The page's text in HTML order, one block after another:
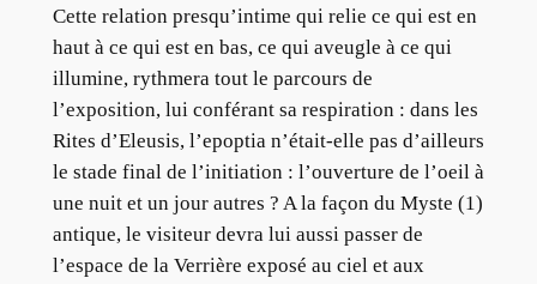
Cette relation presqu’intime qui relie ce qui est en
haut à ce qui est en bas, ce qui aveugle à ce qui
illumine, rythmera tout le parcours de
l’exposition, lui conférant sa respiration : dans les
Rites d’Eleusis, l’epoptia n’était-elle pas d’ailleurs
le stade final de l’initiation : l’ouverture de l’oeil à
une nuit et un jour autres ? A la façon du Myste (1)
antique, le visiteur devra lui aussi passer de
l’espace de la Verrière exposé au ciel et aux